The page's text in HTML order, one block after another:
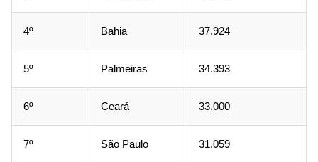
4º Bahia 37.924
5º Palmeiras 34.393
6º Ceará 33.000
7º São Paulo 31.059